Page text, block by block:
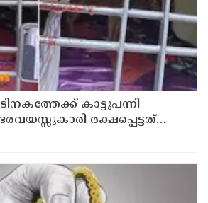
കാട്ടുപന്നി
രക്ഷപ്പെട്ടത്